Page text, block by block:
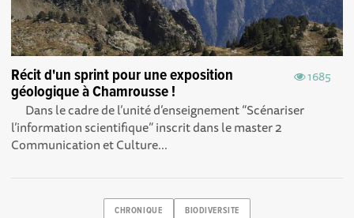
1685
Récit d'un sprint pour une exposition
géologique à Chamrousse !
Dans le cadre de l’unité d’enseignement “Scénariser
l’information scientifique” inscrit dans le master 2
Communication et Culture...
CHRONIQUE BIODIVERSITE